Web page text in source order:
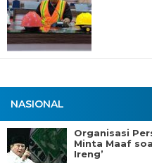
NASIONAL
Organisasi
Minta Maaf
Ireng’